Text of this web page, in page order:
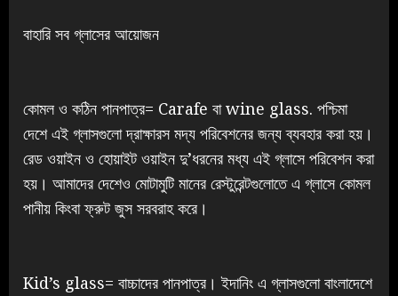
বাহারি সব গ্লাসের আয়োজন
কোমল ও কঠিন পানপাত্র= Carafe বা wine glass. পশ্চিমা
দেশে এই গ্লাসগুলো দ্রাক্ষারস মদ্য পরিবেশনের জন্য ব্যবহার করা হয়।
রেড ওয়াইন ও হোয়াইট ওয়াইন দু’ধরনের মধ্য এই গ্লাসে পরিবেশন করা
হয়। আমাদের দেশেও মোটামুটি মানের রেস্টুরেন্টগুলোতে এ গ্লাসে কোমল
পানীয় কিংবা ফ্রুট জুস সরবরাহ করে।
Kid’s glass= বাচ্চাদের পানপাত্র। ইদানিং এ গ্লাসগুলো বাংলাদেশে